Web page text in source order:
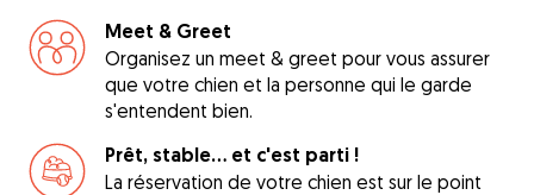
Meet & Greet
Organisez un meet & greet pour vous assurer
que votre chien et la personne qui le garde
s'entendent bien.
Prêt, stable... et c'est parti !
La réservation de votre chien est sur le point